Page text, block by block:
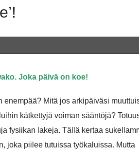
Joka päivä on koe!
enempää? Mitä jos arkipäiväsi
kätkettyjä voiman sääntöjä?
fysiikan lakeja. Tällä kertaa
joka piilee tutuissa työkaluissa. Mutta